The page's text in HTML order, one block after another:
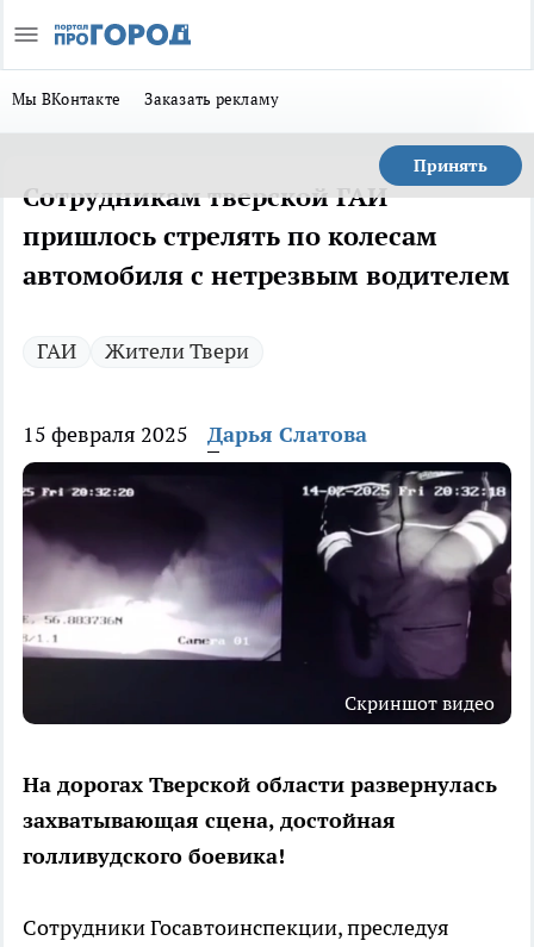
Мы ВКонтакте Заказать рекламу
Принять
Сотрудникам тверской ГАИ
пришлось стрелять по колесам
автомобиля с нетрезвым водителем
ГАИ Жители Твери
15 февраля 2025 Дарья Слатова
Скриншот видео
На дорогах Тверской области развернулась
захватывающая сцена, достойная
голливудского боевика!
Сотрудники Госавтоинспекции, преследуя